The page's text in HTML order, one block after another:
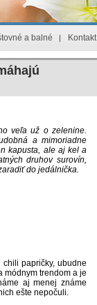
a balné Kontakt
veľa už o zelenine.
a mimoriadne
kapusta, ale aj kel a
druhov surovín,
do jedálnička.
papričky, ubudne
módnym trendom a je
aj menej známe
ešte nepočuli.